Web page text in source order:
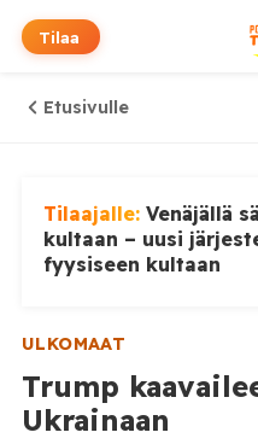
Tilaa
Etusivulle
Tilaajalle: Venäjällä
kultaan – uusi
fyysiseen kultaan
ULKOMAAT
Trump
Ukrainaan